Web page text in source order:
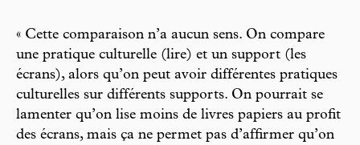
« Cette comparaison n’a aucun sens. On compare
une pratique culturelle (lire) et un support (les
écrans), alors qu’on peut avoir différentes pratiques
culturelles sur différents supports. On pourrait se
lamenter qu’on lise moins de livres papiers au profit
des écrans, mais ça ne permet pas d’affirmer qu’on